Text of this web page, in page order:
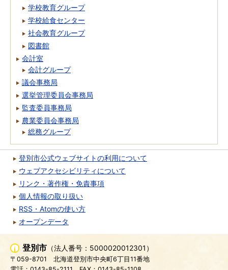
学校教育グループ
学校給食センター
社会教育グループ
図書館
会計室
会計グループ
議会事務局
選挙管理委員会事務局
監査委員事務局
農業委員会事務局
総務グループ
登別市公式ウェブサイトの利用について
ウェブアクセシビリティについて
リンク・著作権・免責事項
個人情報の取り扱い
RSS・Atomの使い方
オープンデータ
登別市 （法人番号：5000020012301）
〒059-8701
北海道登別市中央町6丁目11番地